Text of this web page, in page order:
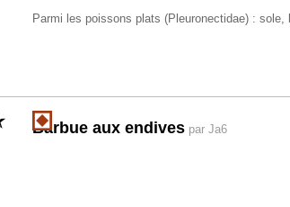
Parmi les poissons plats (Pleuronectidae) :
Barbue aux endivespar Ja6